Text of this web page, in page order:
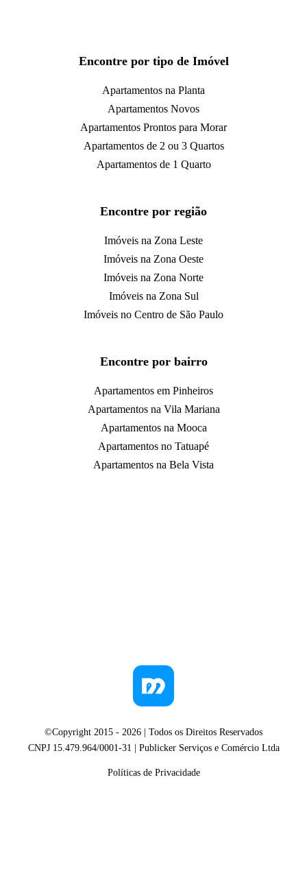
Encontre por tipo de Imóvel
Apartamentos na Planta
Apartamentos Novos
Apartamentos Prontos para Morar
Apartamentos de 2 ou 3 Quartos
Apartamentos de 1 Quarto
Encontre por região
Imóveis na Zona Leste
Imóveis na Zona Oeste
Imóveis na Zona Norte
Imóveis na Zona Sul
Imóveis no Centro de São Paulo
Encontre por bairro
Apartamentos em Pinheiros
Apartamentos na Vila Mariana
Apartamentos na Mooca
Apartamentos no Tatuapé
Apartamentos na Bela Vista
©Copyright 2015 - 2026 | Todos os Direitos Reservados
CNPJ 15.479.964/0001-31 | Publicker Serviços e Comércio Ltda
Políticas de Privacidade